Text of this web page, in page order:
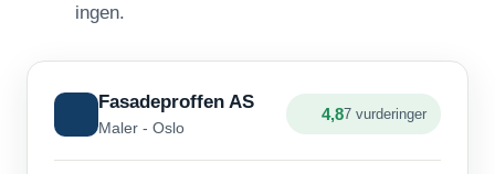
ingen.
Fasadeproffen AS
Maler - Oslo
4,87 vurderinger